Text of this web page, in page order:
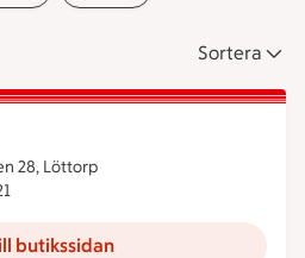
Sortera
28, Löttorp
öppen nu, stänger klockan 21
butikssidan